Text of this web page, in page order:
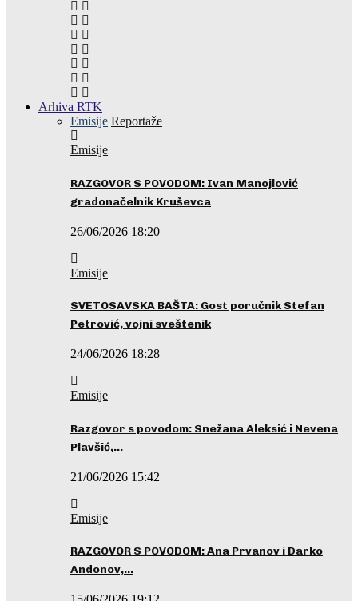
Arhiva RTK
Emisije Reportaže
Emisije
RAZGOVOR S POVODOM: Ivan Manojlović
gradonačelnik Kruševca
26/06/2026 18:20
Emisije
SVETOSAVSKA BAŠTA: Gost poručnik Stefan
Petrović, vojni sveštenik
24/06/2026 18:28
Emisije
Razgovor s povodom: Snežana Aleksić i Nevena
Plavšić,…
21/06/2026 15:42
Emisije
RAZGOVOR S POVODOM: Ana Prvanov i Darko
Andonov,…